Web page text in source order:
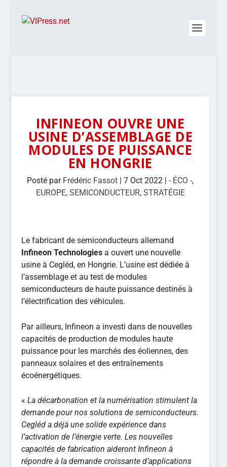
INFINEON OUVRE UNE
USINE D’ASSEMBLAGE DE
MODULES DE PUISSANCE
EN HONGRIE
Posté par Frédéric Fassot |7 Oct 2022 |- ÉCO -,
EUROPE, SEMICONDUCTEUR, STRATÉGIE
Le fabricant de semiconducteurs allemand
Infineon Technologies a ouvert une nouvelle
usine à Cegléd, en Hongrie. L’usine est dédiée à
l’assemblage et au test de modules
semiconducteurs de haute puissance destinés à
l’électrification des véhicules.
Par ailleurs, Infineon a investi dans de nouvelles
capacités de production de modules haute
puissance pour les marchés des éoliennes, des
panneaux solaires et des entraînements
écoénergétiques.
«La décarbonation et la numérisation stimulent la
demande pour nos solutions de semiconducteurs.
Cegléd a déjà une solide expérience dans
l’activation de l’énergie verte. Les nouvelles
capacités de fabrication aideront Infineon à
répondre à la demande croissante d’applications